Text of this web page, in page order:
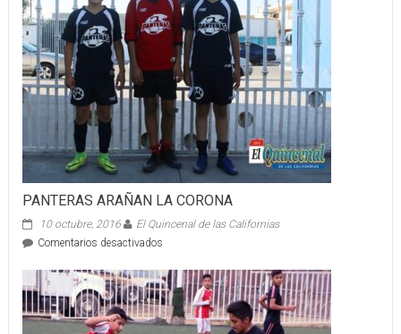
PANTERAS ARAÑAN LA CORONA
10 octubre, 2016
El Quincenal de las Californias
Comentarios desactivadosen
ARAÑAN
LA
CORONA